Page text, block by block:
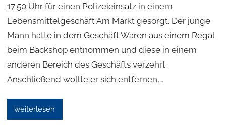
17:50 Uhr für einen Polizeieinsatz in einem
Lebensmittelgeschäft Am Markt gesorgt. Der junge
Mann hatte in dem Geschäft Waren aus einem Regal
beim Backshop entnommen und diese in einem
anderen Bereich des Geschäfts verzehrt.
Anschließend wollte er sich entfernen,…
weiterlesen